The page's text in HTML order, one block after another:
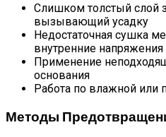
Слишком толстый слой
вызывающий усадку
Недостаточная сушка
внутренние напряжения
Применение
основания
Работа по влажной или
Методы